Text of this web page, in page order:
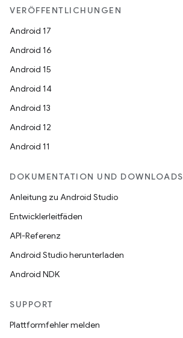
VERÖFFENTLICHUNGEN
Android 17
Android 16
Android 15
Android 14
Android 13
Android 12
Android 11
DOKUMENTATION UND DOWNLOADS
Anleitung zu Android Studio
Entwicklerleitfäden
API-Referenz
Android Studio herunterladen
Android NDK
SUPPORT
Plattformfehler melden